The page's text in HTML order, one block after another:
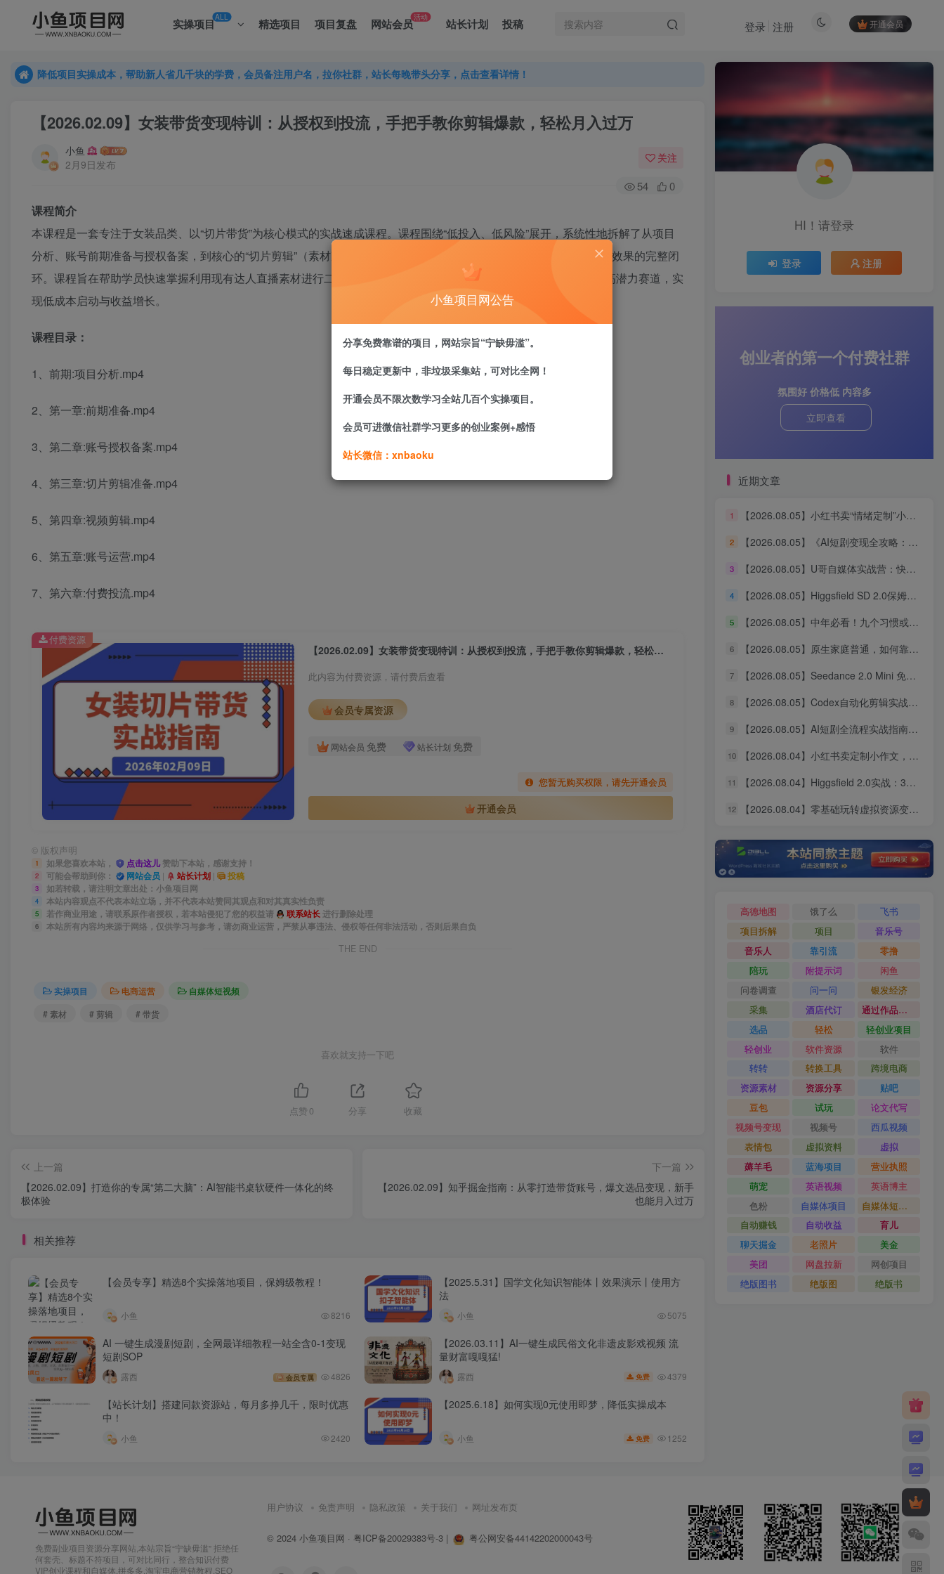
实操项目ALL 精选项目 项目复盘 网站会员活动 站长计划 投稿 开通会员
登录 注册
降低项目实操成本，帮助新人省几千块的学费，会员备注用户名，拉你社群，站长每晚带头分享，点击查看详情！
降低项目实操成本，帮助新人省几千块的学费，会员备注用户名，拉你社群，站长每晚带头分享，点击查看详情！
【2026.02.09】女装带货变现特训：从授权到投流，手把手教你剪辑爆款，轻松月入过万
小鱼
2月9日发布
关注
54 0
课程简介
本课程是一套专注于女装品类、以“切片带货”为核心模式的实战速成课程。课程围绕“低投入、低风险”展开，系统性地拆解了从项目
分析、账号前期准备与授权备案，到核心的“切片剪辑”（素材准备与剪辑技术）、账号精细化运营，再到付费投流放大效果的完整闭
环。课程旨在帮助学员快速掌握利用现有达人直播素材进行二次创作（切片）并带货变现的核心技能，切入女装这一高潜力赛道，实
现低成本启动与收益增长。
课程目录：
1、前期:项目分析.mp4
2、第一章:前期准备.mp4
3、第二章:账号授权备案.mp4
4、第三章:切片剪辑准备.mp4
5、第四章:视频剪辑.mp4
6、第五章:账号运营.mp4
7、第六章:付费投流.mp4
【2026.02.09】女装带货变现特训：从授权到投流，手把手教你剪辑爆款，轻松月入过万
此内容为付费资源，请付费后查看
会员专属资源
网站会员 免费 站长计划 免费
您暂无购买权限，请先开通会员
开通会员
付费资源
© 版权声明
1 如果您喜欢本站， 点击这儿赞助下本站，感谢支持！
2 可能会帮助到你： 网站会员 | 站长计划 | 投稿
3 如若转载，请注明文章出处：小鱼项目网
4 本站内容观点不代表本站立场，并不代表本站赞同其观点和对其真实性负责
5 若作商业用途，请联系原作者授权，若本站侵犯了您的权益请 联系站长进行删除处理
6
本站所有内容均来源于网络，仅供学习与参考，请勿商业运营，严禁从事违法、侵权等任何非法活动，否则后果自负
THE END
实操项目 电商运营
自媒体短视频
# 素材
# 剪辑 # 带货
喜欢就支持一下吧
点赞 0 分享 收藏
上一篇
【2026.02.09】打造你的专属“第二大脑”：AI智能书桌软硬件一体化的终
极体验
下一篇
【2026.02.09】知乎掘金指南：从零打造带货账号，爆文选品变现，新手
也能月入过万
相关推荐
【会员专享】精选8个实操落地项目，保姆级教程！
小鱼 8216
【2025.5.31】国学文化知识智能体丨效果演示丨使用方
法
小鱼 5075
AI 一键生成漫剧短剧，全网最详细教程一站全含0-1变现
短剧SOP
露西 会员专属 4826
【2026.03.11】AI一键生成民俗文化非遗皮影戏视频 流
量财富嘎嘎猛!
露西 免费 4379
【站长计划】搭建同款资源站，每月多挣几千，限时优惠
中！
小鱼 2420
【2025.6.18】如何实现0元使用即梦，降低实操成本
小鱼 免费 1252
HI！请登录
登录 注册
创业者的第一个付费社群
氛围好 价格低 内容多
立即查看
近期文章
1 【2026.08.05】小红书卖“情绪定制”小服务，客单价6.88-14.88，227天狂出2万+单，净赚13万+
2 【2026.08.05】《AI短剧变现全攻略：婆媳题材引爆女性流量，四大变现路径一次打通》
3 【2026.08.05】U哥自媒体实战营：快速起号、引爆流量、打造爆款内容能力
4 【2026.08.05】Higgsfield SD 2.0保姆级教程：3分钟真人AI影视剧从0到1完整实操
5 【2026.08.05】中年必看！九个习惯或能助你更长寿
6 【2026.08.05】原生家庭普通，如何靠个人努力实现阶层跃升？这几点建议值得收藏
7 【2026.08.05】Seedance 2.0 Mini 免费无限用：10秒视频、9图+3音频全解锁！
8 【2026.08.05】Codex自动化剪辑实战：DeepSeek V4 Pro多API联动，图文成片Skill全流程拆解
9 【2026.08.05】AI短剧全流程实战指南：从爆款拆解到成片交付，掌握高效工作流与审美进阶秘籍
10 【2026.08.04】小红书卖定制小作文，9.9元一单狂卖1万+，普通人的轻资产搞钱路子
11 【2026.08.04】Higgsfield 2.0实战：3分钟真人AI影视剧全流程拆解，14天无限生成秘籍
12 【2026.08.04】零基础玩转虚拟资源变现：四大赛道实操指南，手把手教你搭建个人盈利体系
高德地图 饿了么
飞书
项目拆解
项目
音乐号
音乐人
靠引流
零撸
陪玩
附提示词
闲鱼
问卷调查
问一问
银发经济
采集
酒店代订
通过作品流量
选品
轻松
轻创业项目
轻创业
软件资源
软件
转转
转换工具
跨境电商
资源素材
资源分享
贴吧
豆包
试玩
论文代写
视频号变现
视频号
西瓜视频
表情包
虚拟资料
虚拟
薅羊毛
蓝海项目
营业执照
萌宠
英语视频
英语博主
色粉
自媒体项目
自媒体短视频
自动赚钱
自动收益
育儿
聊天掘金
老照片
美金
美团
网盘拉新
网创项目
绝版图书
绝版图 绝版书
免费副业项目资源分享网站,本站宗旨“宁缺毋滥” 拒绝任
何套壳、标题不符项目，可对比同行，整合知识付费
VIP创业课程和自媒体,拼多多,淘宝电商营销教程,SEO
用户协议 免责声明 隐私政策 关于我们 网址发布页
© 2024 小鱼项目网 · 粤ICP备20029383号-3 | 粤公网安备44142202000043号
小鱼项目网公告
分享免费靠谱的项目，网站宗旨“宁缺毋滥”。
每日稳定更新中，非垃圾采集站，可对比全网！
开通会员不限次数学习全站几百个实操项目。
会员可进微信社群学习更多的创业案例+感悟
站长微信：xnbaoku